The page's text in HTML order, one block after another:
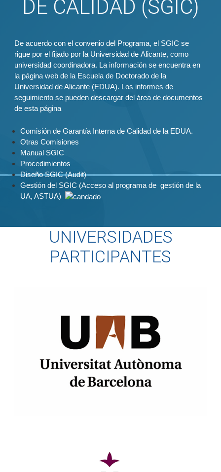
DE CALIDAD (SGIC)
De acuerdo con el convenio del Programa, el SGIC se
rigue por el fijado por la Universidad de Alicante, como
universidad coordinadora. La información se encuentra en
la página web de la Escuela de Doctorado de la
Universidad de Alicante (EDUA). Los informes de
seguimiento se pueden descargar del área de documentos
de esta página
Comisión de Garantía Interna de Calidad de la EDUA.
Otras Comisiones
Manual SGIC
Procedimientos
Diseño SGIC (Audit)
Gestión del SGIC (Acceso al programa de gestión de la
UA, ASTUA)
UNIVERSIDADES
PARTICIPANTES